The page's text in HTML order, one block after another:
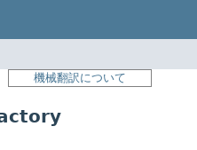
機械翻訳について